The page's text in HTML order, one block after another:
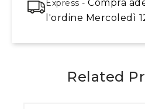
Express -Compra
l'ordine Mercoledì
Related